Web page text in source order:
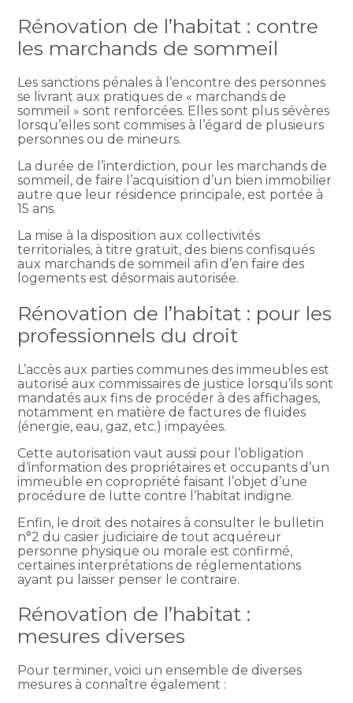
Rénovation de l’habitat : contre
les marchands de sommeil
Les sanctions pénales à l’encontre des personnes
se livrant aux pratiques de « marchands de
sommeil » sont renforcées. Elles sont plus sévères
lorsqu’elles sont commises à l’égard de plusieurs
personnes ou de mineurs.
La durée de l’interdiction, pour les marchands de
sommeil, de faire l’acquisition d’un bien immobilier
autre que leur résidence principale, est portée à
15 ans.
La mise à la disposition aux collectivités
territoriales, à titre gratuit, des biens confisqués
aux marchands de sommeil afin d’en faire des
logements est désormais autorisée.
Rénovation de l’habitat : pour les
professionnels du droit
L’accès aux parties communes des immeubles est
autorisé aux commissaires de justice lorsqu’ils sont
mandatés aux fins de procéder à des affichages,
notamment en matière de factures de fluides
(énergie, eau, gaz, etc.) impayées.
Cette autorisation vaut aussi pour l’obligation
d‘information des propriétaires et occupants d’un
immeuble en copropriété faisant l’objet d’une
procédure de lutte contre l’habitat indigne.
Enfin, le droit des notaires à consulter le bulletin
n°2 du casier judiciaire de tout acquéreur
personne physique ou morale est confirmé,
certaines interprétations de réglementations
ayant pu laisser penser le contraire.
Rénovation de l’habitat :
mesures diverses
Pour terminer, voici un ensemble de diverses
mesures à connaître également :